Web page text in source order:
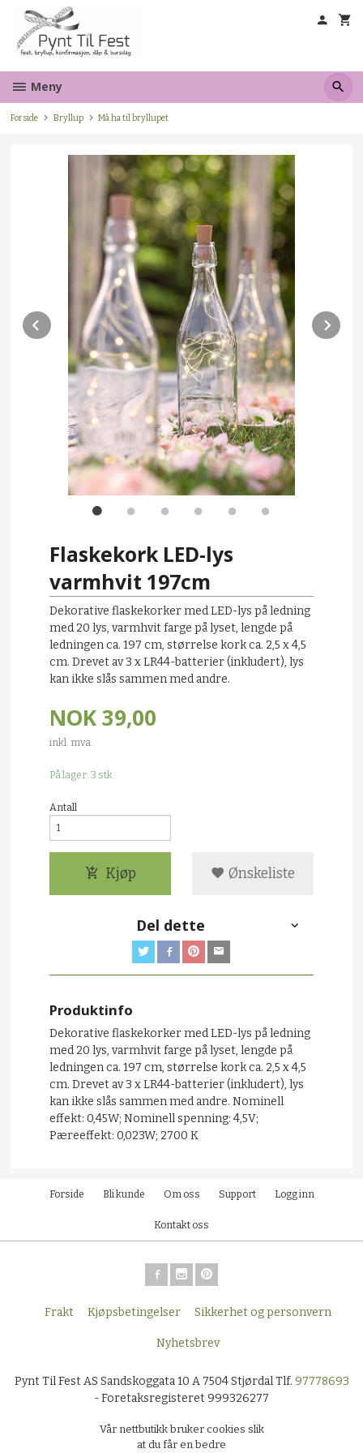
innholdet
Meny
Forside Bryllup Må ha til bryllupet
Prev
Flaskekork LED-lys
varmhvit 197cm
Dekorative flaskekorker med LED-lys på ledning
med 20 lys, varmhvit farge på lyset, lengde på
ledningen ca. 197 cm, størrelse kork ca. 2,5 x 4,5
cm. Drevet av 3 x LR44-batterier (inkludert), lys
kan ikke slås sammen med andre.
NOK 39,00
inkl. mva.
På lager: 3 stk.
Antall
Kjøp Ønskeliste
Del dette
Produktinfo
Dekorative flaskekorker med LED-lys på ledning
med 20 lys, varmhvit farge på lyset, lengde på
ledningen ca. 197 cm, størrelse kork ca. 2,5 x 4,5
cm. Drevet av 3 x LR44-batterier (inkludert), lys
kan ikke slås sammen med andre. Nominell
effekt: 0,45W; Nominell spenning: 4,5V;
Pæreeffekt: 0,023W; 2700 K
Forside Bli kunde Om oss Support Logg inn
Kontakt oss
Frakt Kjøpsbetingelser Sikkerhet og personvern
Nyhetsbrev
Pynt Til Fest AS Sandskoggata 10 A 7504 Stjørdal Tlf. 97778693
- Foretaksregisteret 999326277
Vår nettbutikk bruker cookies slik
at du får en bedre